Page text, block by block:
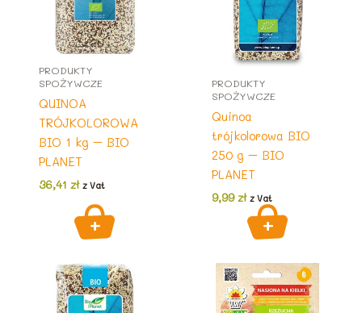
PRODUKTY
SPOŻYWCZE
QUINOA
TRÓJKOLOROWA
BIO 1 kg – BIO
PLANET
36,41 zł z Vat
PRODUKTY
SPOŻYWCZE
Quinoa
trójkolorowa BIO
250 g – BIO
PLANET
9,99zł z Vat